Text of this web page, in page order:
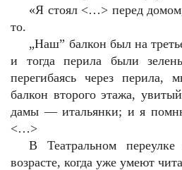
«Я стоял <…> перед
то.
„Наш” балкон был на
и тогда перила были
перегибаясь через перила,
балкон второго этажа,
дамы — итальянки; и я
<…>
В Театральном
возрасте, когда уже умеют